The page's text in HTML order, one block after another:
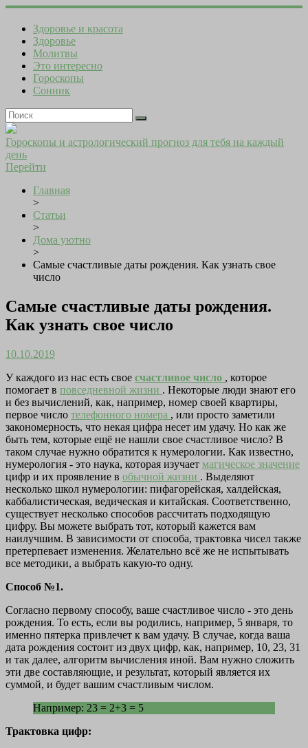
Здоровье и красота
Здоровье
Молитвы
Это интересно
Гороскопы
Сонник
Гороскопы и астрологический прогноз для тебя на каждый
день
Перейти
Главная
>
Статьи
>
Дома уютно
>
Самые счастливые даты рождения. Как узнать свое
число
Самые счастливые даты рождения.
Как узнать свое число
10.10.2019
У каждого из нас есть свое счастливое число , которое
помогает в повседневной жизни . Некоторые люди знают его
и без вычислений, как, например, номер своей квартиры,
первое число телефонного номера , или просто заметили
закономерность, что некая цифра несет им удачу. Но как же
быть тем, которые ещё не нашли свое счастливое число? В
таком случае нужно обратится к нумерологии. Как известно,
нумерология - это наука, которая изучает магическое значение
цифр и их проявление в обычной жизни . Выделяют
несколько школ нумерологии: пифагорейская, халдейская,
каббалистическая, ведическая и китайская. Соответственно,
существует несколько способов рассчитать подходящую
цифру. Вы можете выбрать тот, который кажется вам
наилучшим. В зависимости от способа, трактовка чисел также
претерпевает изменения. Желательно всё же не испытывать
все методики, а выбрать какую-то одну.
Способ №1.
Согласно первому способу, ваше счастливое число - это день
рождения. То есть, если вы родились, например, 5 января, то
именно пятерка привлечет к вам удачу. В случае, когда ваша
дата рождения состоит из двух цифр, как, например, 10, 23, 31
и так далее, алгоритм вычисления иной. Вам нужно сложить
эти две составляющие, и результат, который является их
суммой, и будет вашим счастливым числом.
Например: 23 = 2+3 = 5
Трактовка цифр: